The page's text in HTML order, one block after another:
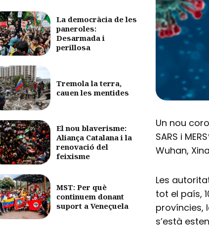
La democràcia de les
paneroles:
Desarmada i
perillosa
Tremola la terra,
cauen les mentides
El nou blaverisme:
Aliança Catalana i la
renovació del
feixisme
MST: Per què
continuem donant
suport a Veneçuela
Un nou
SARS i
Wuhan,
Les
tot el país,
províncies,
s’està